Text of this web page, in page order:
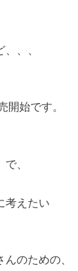
、、
開始です。
、
えたい
のための、